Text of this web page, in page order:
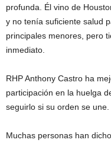
profunda. Él vino de
y no tenía suficiente salud
principales menores, pero
inmediato.
RHP Anthony Castro ha
participación en la huelga
seguirlo si su orden se une.
Muchas personas han